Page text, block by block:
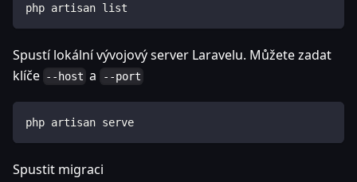
php artisan list
Spustí lokální vývojový server Laravelu. Můžete zadat
klíče --host a --port
php artisan serve
Spustit migraci